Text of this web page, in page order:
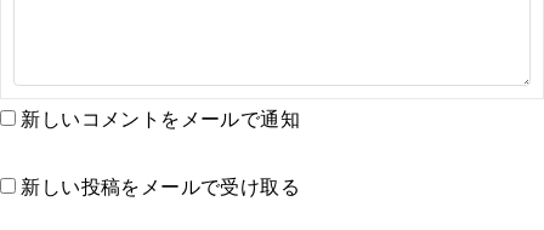
新しいコメントをメールで通知
新しい投稿をメールで受け取る